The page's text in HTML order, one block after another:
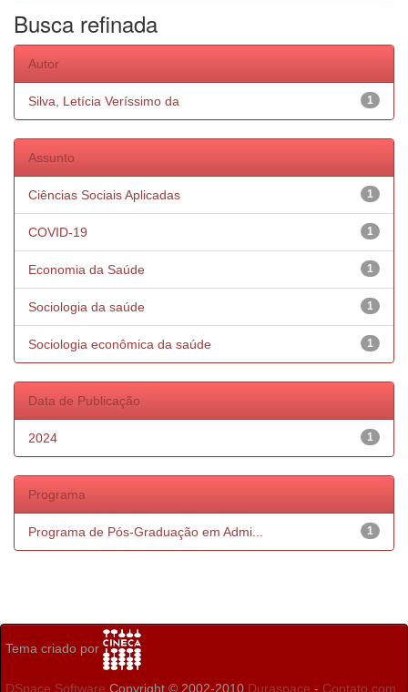
Busca refinada
Autor
1
Silva, Letícia Veríssimo da
Assunto
1
Ciências Sociais Aplicadas
1
COVID-19
1
Economia da Saúde
1
Sociologia da saúde
1
Sociologia econômica da saúde
Data de Publicação
1
2024
Programa
1
Programa de Pós-Graduação em Admi...
Tema criado por
DSpace Software Copyright © 2002-2010 Duraspace - Contato com